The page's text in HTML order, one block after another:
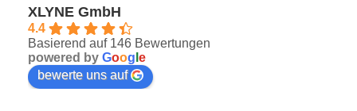
XLYNE GmbH
4.4
Basierend auf 146 Bewertungen
powered by Goog e
bewerte uns auf